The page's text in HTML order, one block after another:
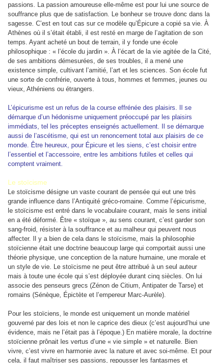
passions. La passion amoureuse elle-même est pour lui une source de
souffrance plus que de satisfaction. Le bonheur se trouve donc dans la
sagesse. C’est en tout cas sur ce modèle qu’Épicure a copié sa vie. À
Athènes où il s’était établi, il est resté en marge de l’agitation de son
temps. Ayant acheté un bout de terrain, il y fonde une école
philosophique : « l’école du jardin ». À l’écart de la vie agitée de la Cité,
de ses ambitions démesurées, de ses troubles, il a mené une
existence simple, cultivant l’amitié, l’art et les sciences. Son école fut
une sorte de confrérie, ouverte à tous, hommes et femmes, jeunes ou
vieux, Athéniens ou étrangers.
L’épicurisme est un refus de la course effrénée des plaisirs. Il se
démarque d’un hédonisme uniquement préoccupé par les plaisirs
immédiats, tel les préceptes enseignés actuellement. Il se démarque
aussi de l’ascétisme, qui est un renoncement total aux plaisirs de ce
monde. Être heureux, pour Épicure et les siens, c’est choisir entre
l’essentiel et l’accessoire, entre les ambitions futiles et celles qui
comptent vraiment.
Le stoïcisme
Le stoïcisme désigne un vaste courant de pensée qui eut une très
grande influence dans l’Antiquité gréco-romaine. Comme l’épicurisme,
le stoïcisme est entré dans le vocabulaire courant, mais le sens initial
en a été déformé. Être « stoïque », au sens courant, c’est garder son
sang-froid, résister à la souffrance et au malheur qui peuvent nous
affecter. Il y a bien de cela dans le stoïcisme, mais la philosophie
stoïcienne était une doctrine beaucoup large qui comportait aussi une
théorie physique, une conception de la nature humaine, une morale et
un style de vie. Le stoïcisme ne peut être attribué à un seul auteur
mais à toute une école qui s’est déployée durant cinq siècles. On lui
associe des penseurs grecs (Zénon de Citium, Antipater de Tarse) et
romains (Sénèque, Épictète et l’empereur Marc-Aurèle).
Pour les stoïciens, le monde est uniquement un monde matériel
gouverné par des lois et non le caprice des dieux (c’est aujourd’hui une
évidence, mais ne l’était pas à l’époque.) En matière morale, la doctrine
stoïcienne prônait les vertus d’une « vie simple » et naturelle. Bien
vivre, c’est vivre en harmonie avec la nature et avec soi-même. Et pour
cela, il faut maîtriser ses passions, repousser les fantasmes et